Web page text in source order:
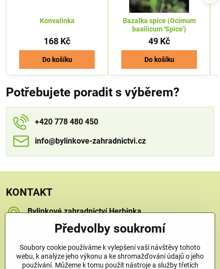
Konvalinka
168 Kč
Do košíku
Bazalka spice (Ocimum
basilicum 'Spice')
49 Kč
Do košíku
Potřebujete poradit s výběrem?
+420 778 480 450
info​​@bylinkove-zahradnictvi​​.cz
KONTAKT
Bylinkové zahradnictví Herbinka
Petra Závorcová
Na Křečku 346
+420 778 480 450
Předvolby soukromí
Soubory cookie používáme k vylepšení vaší návštěvy tohoto
webu, k analýze jeho výkonu a ke shromažďování údajů o jeho
používání. Můžeme k tomu použít nástroje a služby třetích